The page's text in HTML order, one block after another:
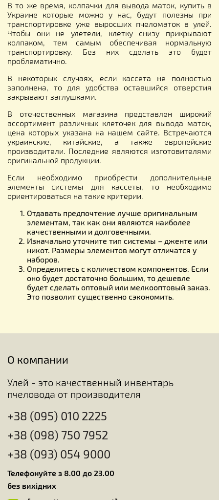
В то же время, колпачки для вывода маток, купить в
Украине которые можно у нас, будут полезны при
транспортировке уже выросших пчеломаток в улей.
Чтобы они не улетели, клетку снизу прикрывают
колпаком, тем самым обеспечивая нормальную
транспортировку. Без них сделать это будет
проблематично.
В некоторых случаях, если кассета не полностью
заполнена, то для удобства оставшийся отверстия
закрывают заглушками.
В отечественных магазина представлен широкий
ассортимент различных клеточек для вывода маток,
цена которых указана на нашем сайте. Встречаются
украинские, китайские, а также европейские
производители. Последние являются изготовителями
оригинальной продукции.
Если необходимо приобрести дополнительные
элементы системы для кассеты, то необходимо
ориентироваться на такие критерии.
Отдавать предпочтение лучше оригинальным
элементам, так как они являются наиболее
качественными и долговечными.
Изначально уточните тип системы – дженте или
никот. Размеры элементов могут отличатся у
наборов.
Определитесь с количеством компонентов. Если
оно будет достаточно большим, то дешевле
будет сделать оптовый или мелкооптовый заказ.
Это позволит существенно сэкономить.
О компании
Улей - это качественный инвентарь
пчеловода от производителя
+38 (095) 010 2225
+38 (098) 750 7952
+38 (093) 054 9000
Телефонуйте з 8.00 до 23.00
без вихідних